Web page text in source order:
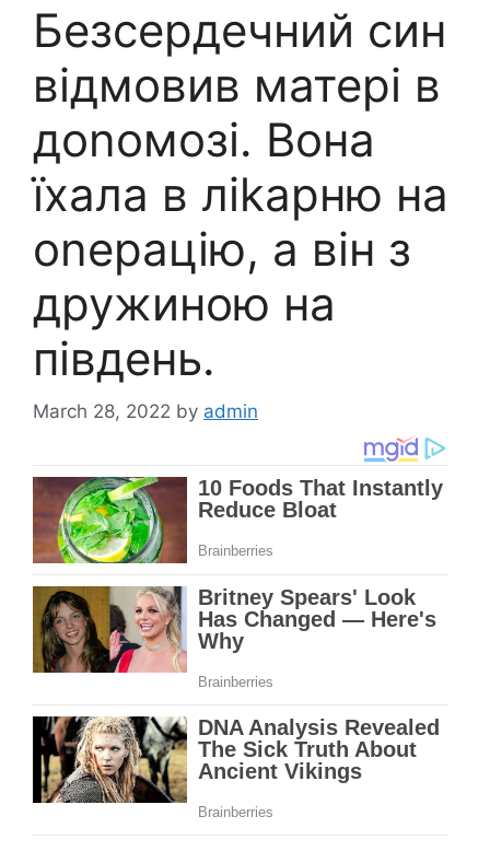
Безсердечний син
відмовив матері в
доnомозі. Вона
їхала в ліkарню на
оnерацію, а він з
дружиною на
південь.
March 28, 2022 by admin